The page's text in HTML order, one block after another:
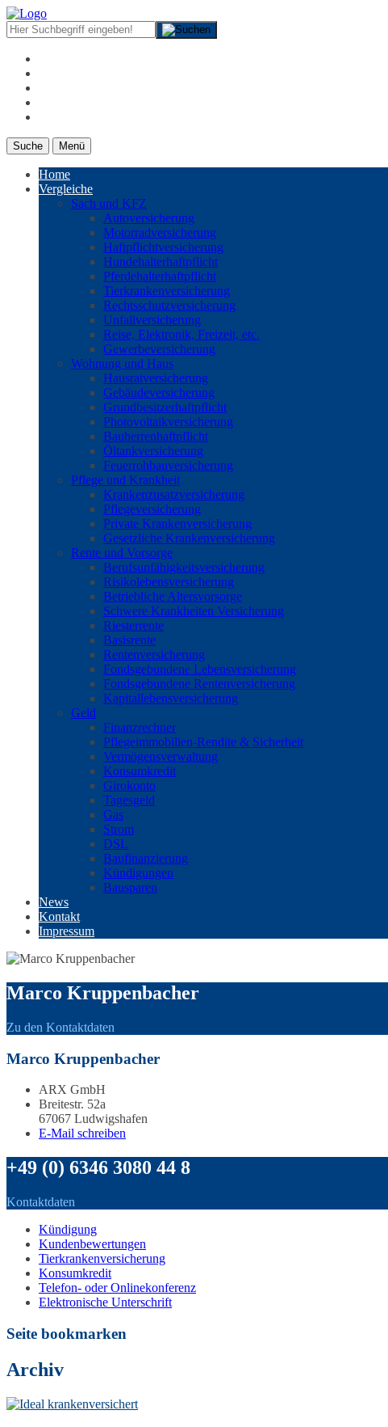
Suche Menü
Home
Vergleiche
Sach und KFZ
Autoversicherung
Motorradversicherung
Haftpflichtversicherung
Hundehalterhaftpflicht
Pferdehalterhaftpflicht
Tierkrankenversicherung
Rechtsschutzversicherung
Unfallversicherung
Reise, Elektronik, Freizeit, etc.
Gewerbeversicherung
Wohnung und Haus
Hausratversicherung
Gebäudeversicherung
Grundbesitzerhaftpflicht
Photovoltaikversicherung
Bauherrenhaftpflicht
Öltankversicherung
Feuerrohbauversicherung
Pflege und Krankheit
Krankenzusatzversicherung
Pflegeversicherung
Private Krankenversicherung
Gesetzliche Krankenversicherung
Rente und Vorsorge
Berufs­unfähigkeitsversicherung
Risikolebensversicherung
Betriebliche Altersvorsorge
Schwere Krankheiten Versicherung
Riesterrente
Basisrente
Rentenversicherung
Fondsgebundene Lebensversicherung
Fondsgebundene Rentenversicherung
Kapitallebensversicherung
Geld
Finanzrechner
Pflegeimmobilien-Rendite & Sicherheit
Vermögensverwaltung
Konsumkredit
Girokonto
Tagesgeld
Gas
Strom
DSL
Baufinanzierung
Kündigungen
Bausparen
News
Kontakt
Impressum
Marco Kruppenbacher
Zu den Kontaktdaten
Marco Kruppenbacher
ARX GmbH
Breitestr. 52a
67067 Ludwigshafen
E-Mail schreiben
+49 (0) 6346 3080 44 8
Kontaktdaten
Kündigung
Kundenbewertungen
Tierkrankenversicherung
Konsumkredit
Telefon- oder Onlinekonferenz
Elektronische Unterschrift
Seite bookmarken
Archiv